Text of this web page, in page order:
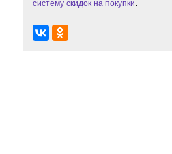
систему скидок на покупки